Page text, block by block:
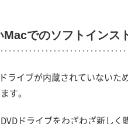
Macでのソフトインス
ライブが内蔵されていないため
す。
ドライブをわざわざ新し